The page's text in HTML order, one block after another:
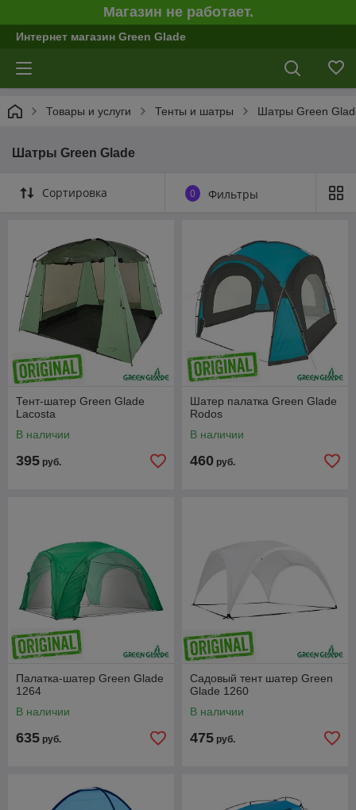
Магазин не работает.
Интернет магазин Green Glade
Товары и услуги Тенты и шатры Шатры Green
Шатры Green Glade
Сортировка 0 Фильтры
Тент-шатер Green Glade
Lacosta
В наличии
395 руб.
Шатер палатка Green Glade
Rodos
В наличии
460 руб.
Палатка-шатер Green Glade
1264
В наличии
635 руб.
Садовый тент шатер Green
Glade 1260
В наличии
475 руб.